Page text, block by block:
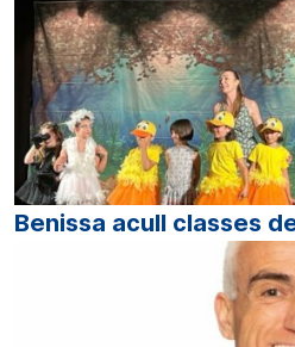
Benissa acull classes